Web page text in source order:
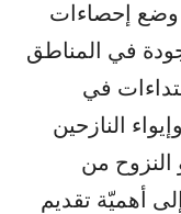
وضع إحصاءات
في المناطق
في
النازحين
النزوح من
أهميّة تقديم